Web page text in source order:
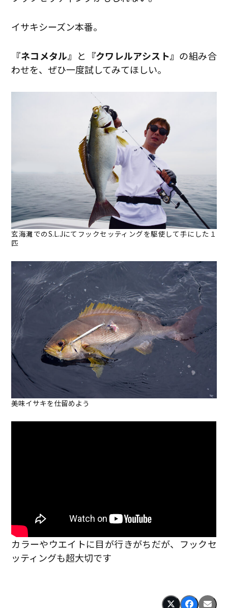
イサキシーズン本番。
『ネコメタル』 と 『クワレルアシスト』 の組み合
わせを、ぜひ一度試してみてほしい。
玄海灘でのS.L.Jにてフックセッティングを駆使して手にした１
匹
美味イサキを仕留めよう
カラーやウエイトに目が行きがちだが、フックセ
ッティングも超大切です